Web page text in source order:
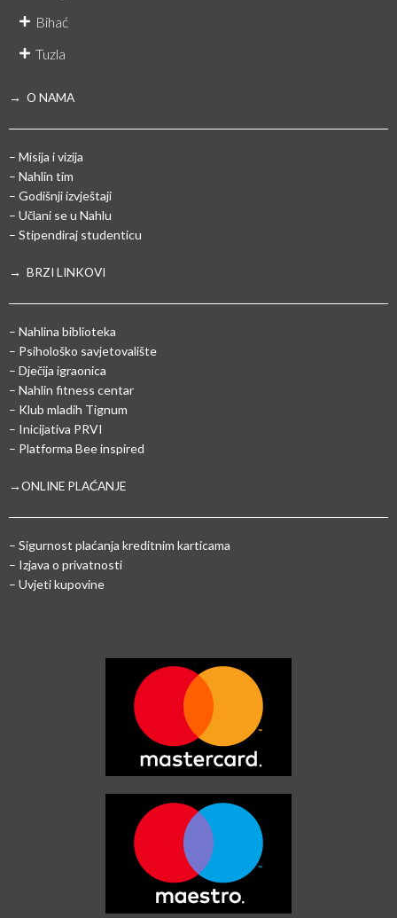
Bihać
Tuzla
→ O NAMA
– Misija i vizija
– Nahlin tim
– Godišnji izvještaji
– Učlani se u Nahlu
– Stipendiraj studenticu
→ BRZI LINKOVI
– Nahlina biblioteka
– Psihološko savjetovalište
– Dječija igraonica
– Nahlin fitness centar
– Klub mladih Tignum
– Inicijativa PRVI
– Platforma Bee inspired
→ONLINE PLAĆANJE
– Sigurnost plaćanja kreditnim karticama
– Izjava o privatnosti
– Uvjeti kupovine